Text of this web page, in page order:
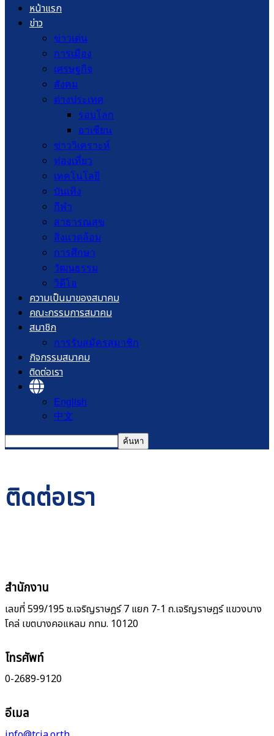
หน้าแรก
ข่าว
ข่าวเด่น
การเมือง
เศรษฐกิจ
สังคม
ต่างประเทศ
รอบโลก
อาเซียน
ข่าววิเคราะห์
ท่องเที่ยว
เทคโนโลยี
บันเทิง
กีฬา
สาธารณสุข
สิ่งแวดล้อม
การศึกษา
วัฒนธรรม
วิดีโอ
ความเป็นมาของสมาคม
คณะกรรมการสมาคม
สมาชิก
การรับสมัครสมาชิก
กิจกรรมสมาคม
ติดต่อเรา
English
中文
ติดต่อเรา
สำนักงาน
เลขที่ 599/195 ซ.เจริญราษฎร์ 7 แยก 7-1 ถ.เจริญราษฎร์ แขวงบาง
โคล่ เขตบางคอแหลม กทม. 10120
โทรศัพท์
0-2689-9120
อีเมล